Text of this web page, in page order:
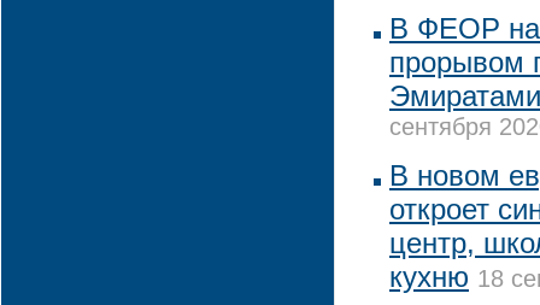
В ФЕОР
прорывом
сентября
В новом
откроет
центр,
кухню 18